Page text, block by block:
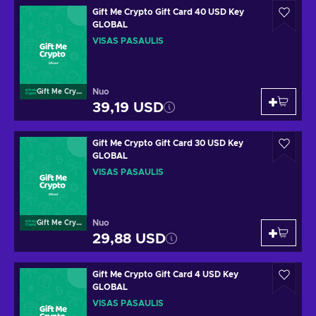
Gift Me Crypto
Gift Me Crypto Gift Card 40 USD Key
GLOBAL
VISAS PASAULIS
Nuo
39,19 USD
Gift Me Crypto
Gift Me Crypto Gift Card 30 USD Key
GLOBAL
VISAS PASAULIS
Nuo
29,88 USD
Gift Me Crypto Gift Card 4 USD Key
GLOBAL
VISAS PASAULIS